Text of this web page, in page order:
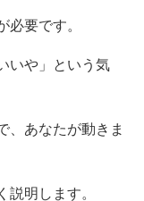
必要です。
いや」という気
、あなたが動きま
説明します。